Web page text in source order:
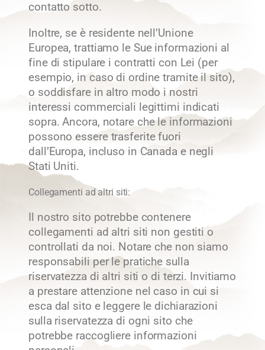
contatto sotto.
Inoltre, se è residente nell’Unione
Europea, trattiamo le Sue informazioni al
fine di stipulare i contratti con Lei (per
esempio, in caso di ordine tramite il sito),
o soddisfare in altro modo i nostri
interessi commerciali legittimi indicati
sopra. Ancora, notare che le informazioni
possono essere trasferite fuori
dall’Europa, incluso in Canada e negli
Stati Uniti.
Collegamenti ad altri siti:
Il nostro sito potrebbe contenere
collegamenti ad altri siti non gestiti o
controllati da noi. Notare che non siamo
responsabili per le pratiche sulla
riservatezza di altri siti o di terzi. Invitiamo
a prestare attenzione nel caso in cui si
esca dal sito e leggere le dichiarazioni
sulla riservatezza di ogni sito che
potrebbe raccogliere informazioni